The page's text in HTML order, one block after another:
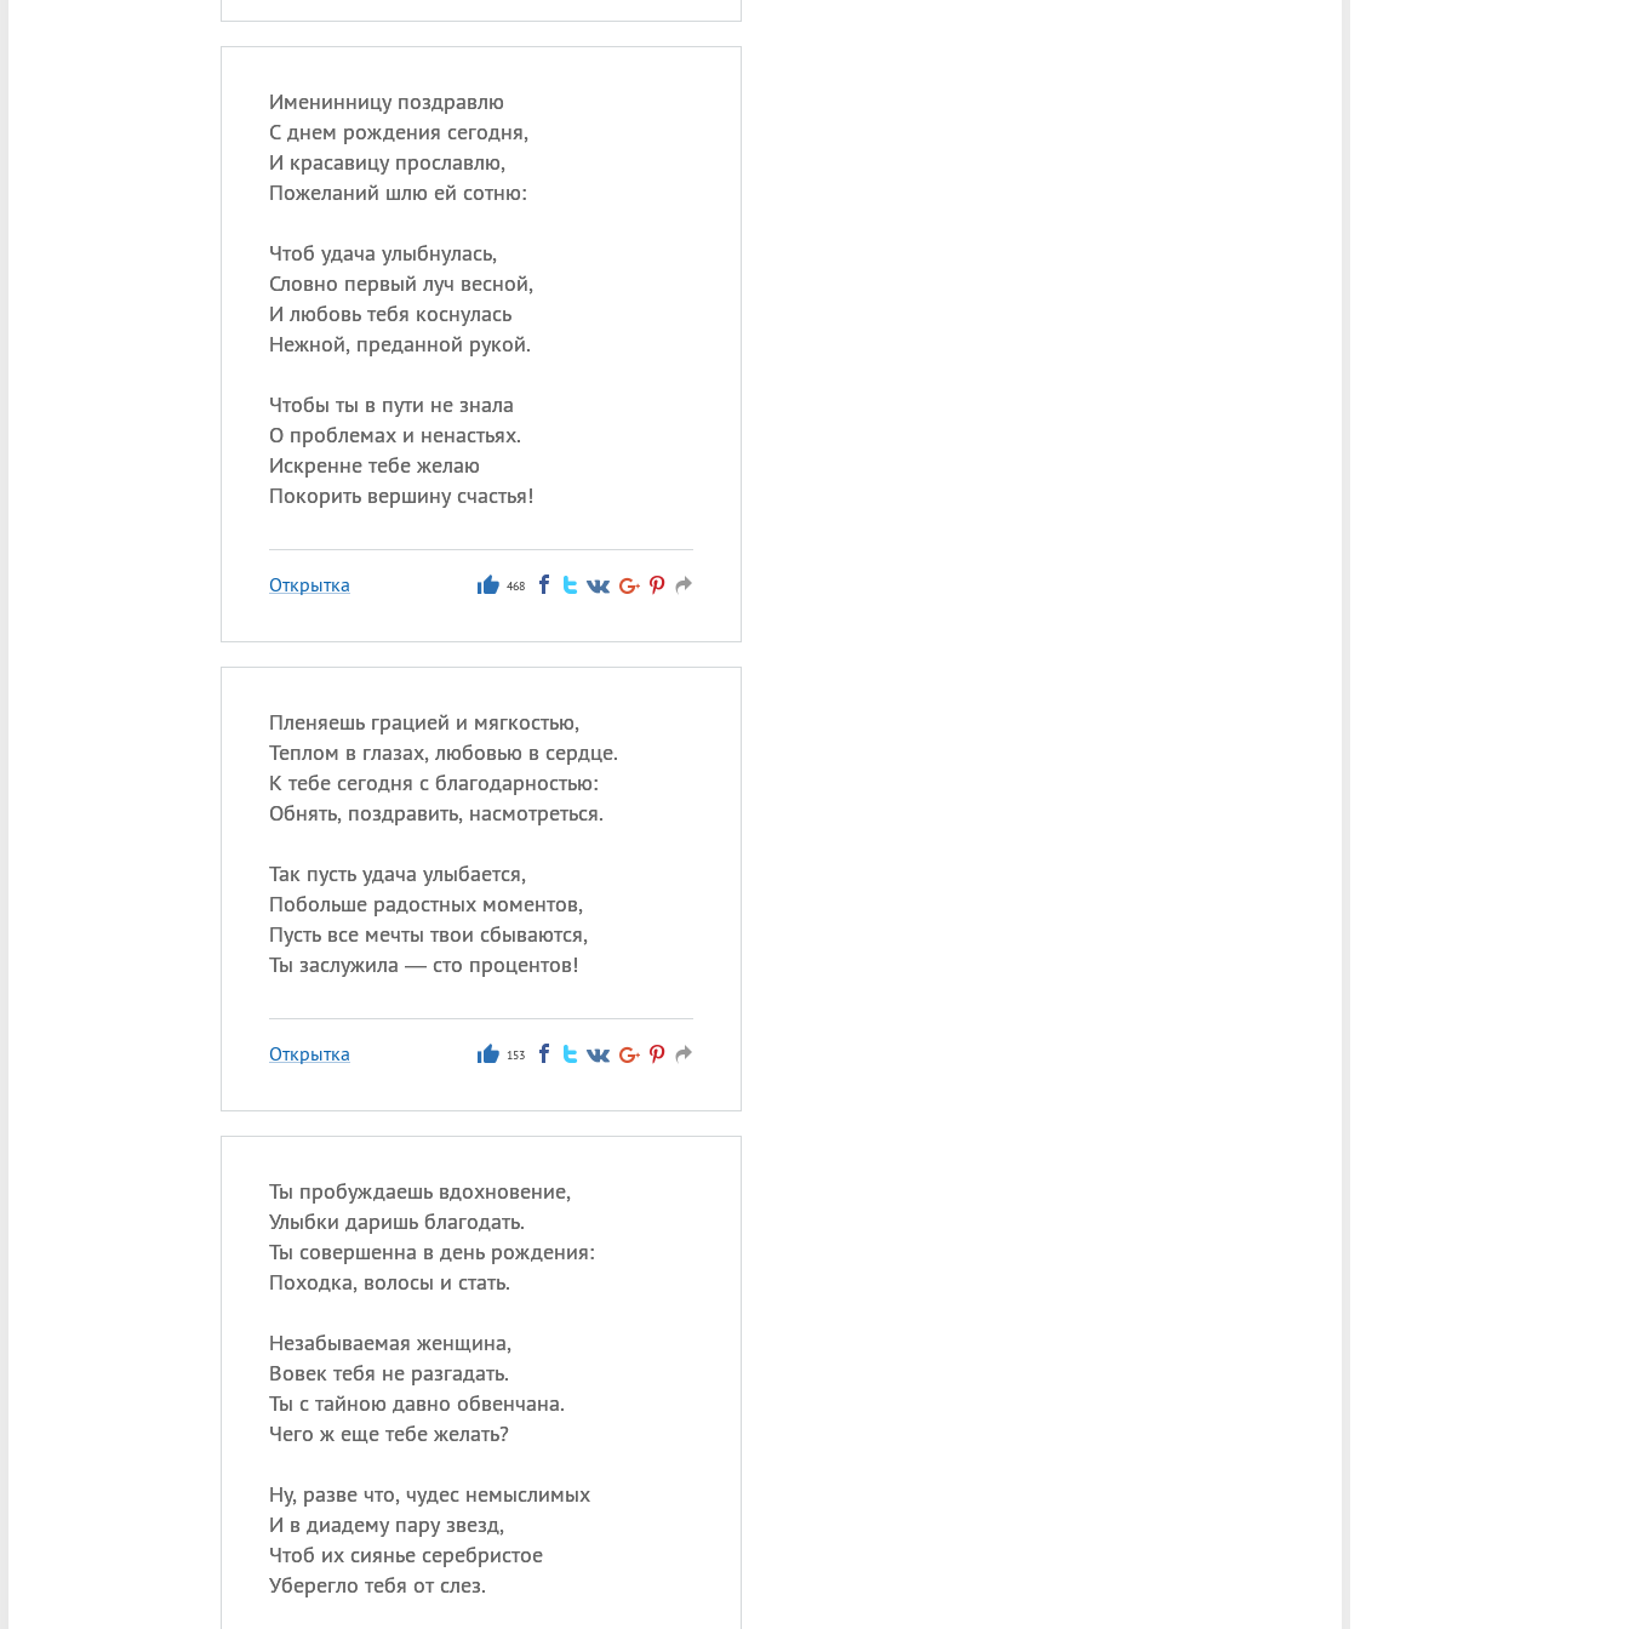
Именинницу поздравлю
С днем рождения сегодня,
И красавицу прославлю,
Пожеланий шлю ей сотню:
Чтоб удача улыбнулась,
Словно первый луч весной,
И любовь тебя коснулась
Нежной, преданной рукой.
Чтобы ты в пути не знала
О проблемах и ненастьях.
Искренне тебе желаю
Покорить вершину счастья!
Открытка 468
Пленяешь грацией и мягкостью,
Теплом в глазах, любовью в сердце.
К тебе сегодня с благодарностью:
Обнять, поздравить, насмотреться.
Так пусть удача улыбается,
Побольше радостных моментов,
Пусть все мечты твои сбываются,
Ты заслужила — сто процентов!
Открытка 153
Ты пробуждаешь вдохновение,
Улыбки даришь благодать.
Ты совершенна в день рождения:
Походка, волосы и стать.
Незабываемая женщина,
Вовек тебя не разгадать.
Ты с тайною давно обвенчана.
Чего ж еще тебе желать?
Ну, разве что, чудес немыслимых
И в диадему пару звезд,
Чтоб их сиянье серебристое
Уберегло тебя от слез.